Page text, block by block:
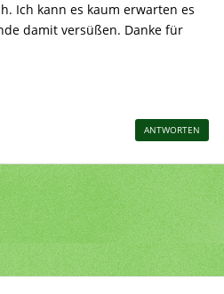
Ich kann es kaum erwarten es
damit versüßen. Danke für
ANTWORTEN